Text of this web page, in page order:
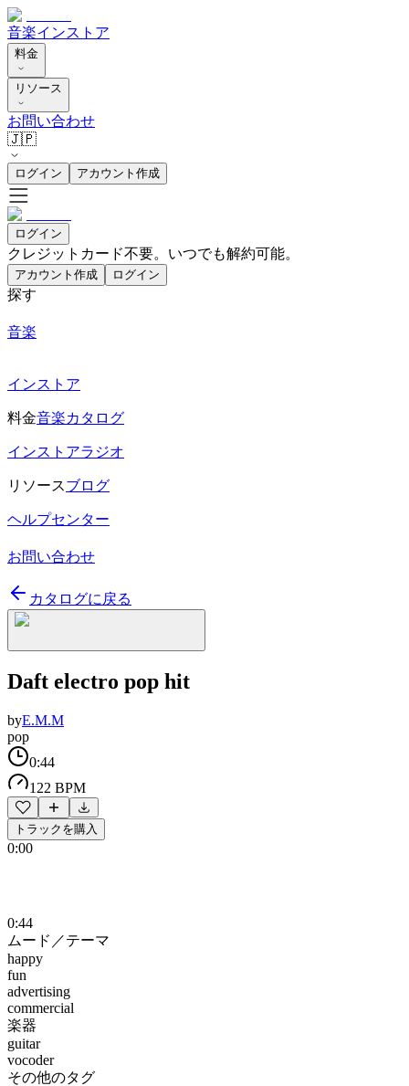
音楽インストア
料金
リソース
お問い合わせ
🇯🇵
ログイン アカウント作成
ログイン
クレジットカード不要。いつでも解約可能。
アカウント作成 ログイン
探す
音楽
インストア
料金音楽カタログ
インストアラジオ
リソースブログ
ヘルプセンター
お問い合わせ
カタログに戻る
Daft electro pop hit
byE.M.M
pop
0:44
122 BPM
トラックを購入
0:00
0:44
ムード／テーマ
happy
fun
advertising
commercial
楽器
guitar
vocoder
その他のタグ